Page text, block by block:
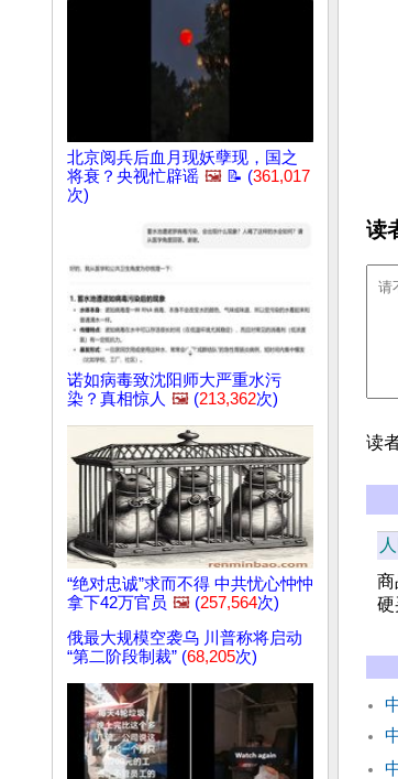
北京阅兵后血月现妖孽现，国之
将衰？央视忙辟谣 🖼️ 📝 (361,017
次)
诺如病毒致沈阳师大严重水污
染？真相惊人 🖼️ (213,362次)
“绝对忠诚”求而不得 中共忧心忡忡
拿下42万官员 🖼️ (257,564次)
俄最大规模空袭乌 川普称将启动
“第二阶段制裁” (68,205次)
读
读
商
硬